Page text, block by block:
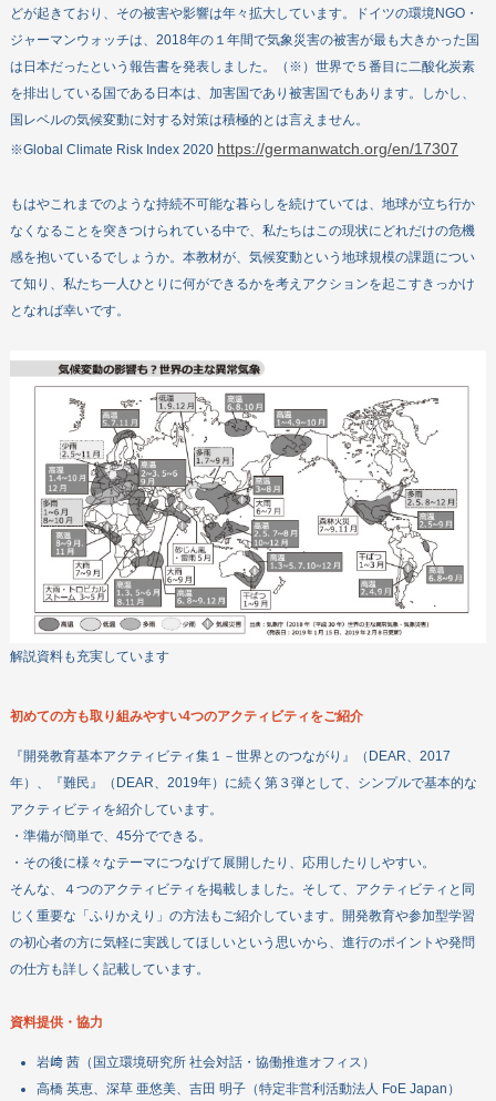
どが起きており、その被害や影響は年々拡大しています。ドイツの環境NGO・
ジャーマンウォッチは、2018年の１年間で気象災害の被害が最も大きかった国
は日本だったという報告書を発表しました。（※）世界で５番目に二酸化炭素
を排出している国である日本は、加害国であり被害国でもあります。しかし、
国レベルの気候変動に対する対策は積極的とは言えません。
※Global Climate Risk Index 2020 https://germanwatch.org/en/17307
もはやこれまでのような持続不可能な暮らしを続けていては、地球が立ち行か
なくなることを突きつけられている中で、私たちはこの現状にどれだけの危機
感を抱いているでしょうか。本教材が、気候変動という地球規模の課題につい
て知り、私たち一人ひとりに何ができるかを考えアクションを起こすきっかけ
となれば幸いです。
解説資料も充実しています
初めての方も取り組みやすい4つのアクティビティをご紹介
『開発教育基本アクティビティ集１－世界とのつながり』（DEAR、2017
年）、『難民』（DEAR、2019年）に続く第３弾として、シンプルで基本的な
アクティビティを紹介しています。
・準備が簡単で、45分でできる。
・その後に様々なテーマにつなげて展開したり、応用したりしやすい。
そんな、４つのアクティビティを掲載しました。そして、アクティビティと同
じく重要な「ふりかえり」の方法もご紹介しています。開発教育や参加型学習
の初心者の方に気軽に実践してほしいという思いから、進行のポイントや発問
の仕方も詳しく記載しています。
資料提供・協力
岩﨑 茜（国立環境研究所 社会対話・協働推進オフィス）
高橋 英恵、深草 亜悠美、吉田 明子（特定非営利活動法人 FoE Japan）